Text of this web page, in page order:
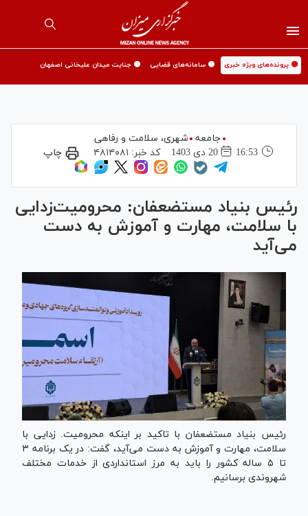
🟡 پرونده‌های ویژه خبری 🟡 سامانه‌های قضایی 🟡 جنایت میدان علیخانی اصفهان
جامعه
شهری،‌ سلامت و رفاهی
16:53
20 دی 1403 کد خبر: ۴۸۱۴۰۸۱ چاپ
رئیس بنیاد مستضعفان: محرومیت‌زدایی
با سلامت، مهارت و آموزش به دست
می‌آید
رئیس بنیاد مستضعفان با تاکید بر اینکه محرومیت. زدایی با
سلامت، مهارت و آموزش به دست می‌آید، گفت: در یک برنامه ۳
تا ۵ ساله کشور را باید به مرز استانداردی از خدمات مختلف
شهروندی برسانیم.